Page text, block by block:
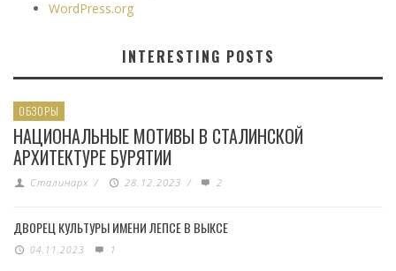
WordPress.org
INTERESTING POSTS
ОБЗОРЫ
НАЦИОНАЛЬНЫЕ МОТИВЫ В СТАЛИНСКОЙ
АРХИТЕКТУРЕ БУРЯТИИ
Сталинарх / 28.12.2023 / 2
ДВОРЕЦ КУЛЬТУРЫ ИМЕНИ ЛЕПСЕ В ВЫКСЕ
04.11.2023 1